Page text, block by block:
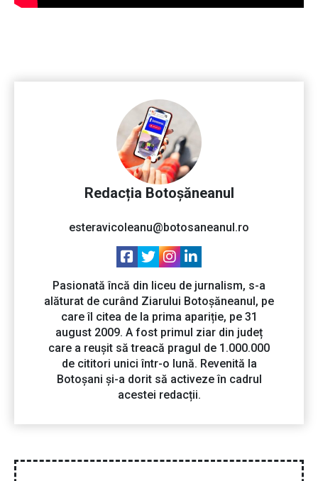
Redacția Botoșăneanul
esteravicoleanu@botosaneanul.ro
Pasionată încă din liceu de jurnalism, s-a
alăturat de curând Ziarului Botoșăneanul, pe
care îl citea de la prima apariție, pe 31
august 2009. A fost primul ziar din județ
care a reușit să treacă pragul de 1.000.000
de cititori unici într-o lună. Revenită la
Botoșani și-a dorit să activeze în cadrul
acestei redacții.